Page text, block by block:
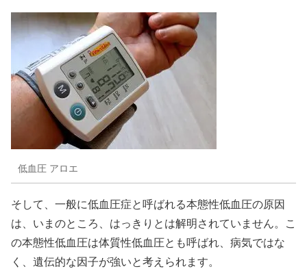
低血圧 アロエ
そして、一般に低血圧症と呼ばれる本態性低血圧の原因
は、いまのところ、はっきりとは解明されていません。こ
の本態性低血圧は体質性低血圧とも呼ばれ、病気ではな
く、遺伝的な因子が強いと考えられます。